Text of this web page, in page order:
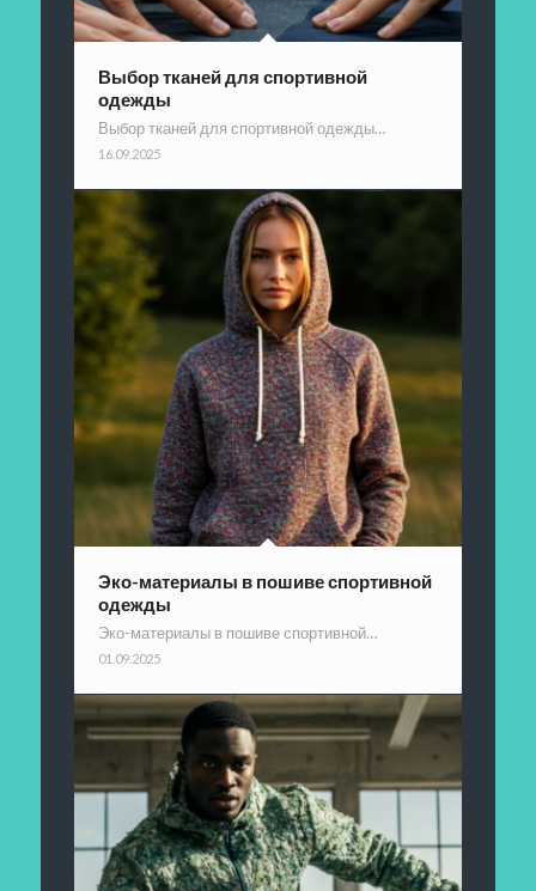
Выбор тканей для спортивной
одежды
Выбор тканей для спортивной одежды…
16.09.2025
Эко-материалы в пошиве спортивной
одежды
Эко-материалы в пошиве спортивной…
01.09.2025